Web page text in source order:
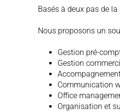
Basés à deux pas de
Nous proposons un
Gestion pré-
Gestion
Communication
Office
Organisation et